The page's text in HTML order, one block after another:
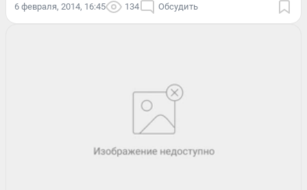
6 февраля, 2014, 16:45 134 Обсудить